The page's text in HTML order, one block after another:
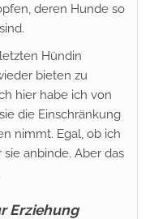
deren Hunde so
Hündin
bieten zu
hier habe ich von
die Einschränkung
nimmt. Egal, ob ich
anbinde. Aber das
Erziehung